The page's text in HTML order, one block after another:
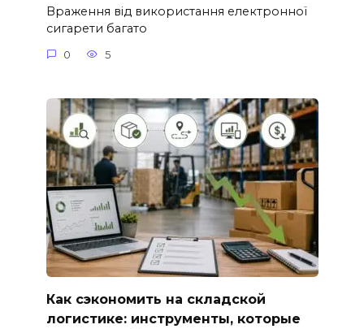
Враження від використання електронної
сигарети багато
0 5
Как сэкономить на складской
логистике: инструменты, которые